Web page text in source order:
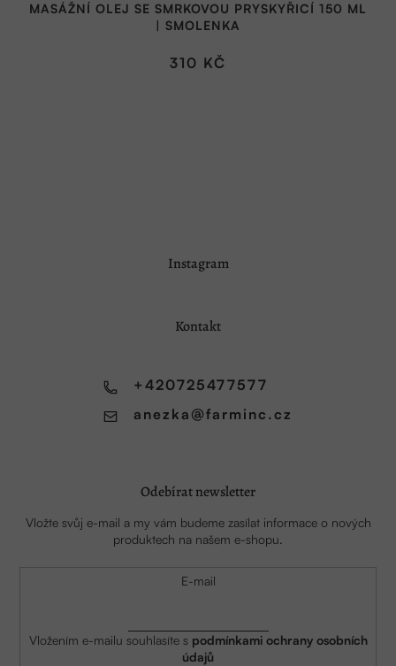
MASÁŽNÍ OLEJ SE SMRKOVOU PRYSKYŘICÍ 150 ML
| SMOLENKA
310 KČ
Instagram
Kontakt
anezka @farminc.cz
+420725477577
Odebírat newsletter
Vložte svůj e-mail a my vám budeme zasílat informace o nových
produktech na našem e-shopu.
E-mail
Vložením e-mailu souhlasíte s podmínkami ochrany osobních
údajů